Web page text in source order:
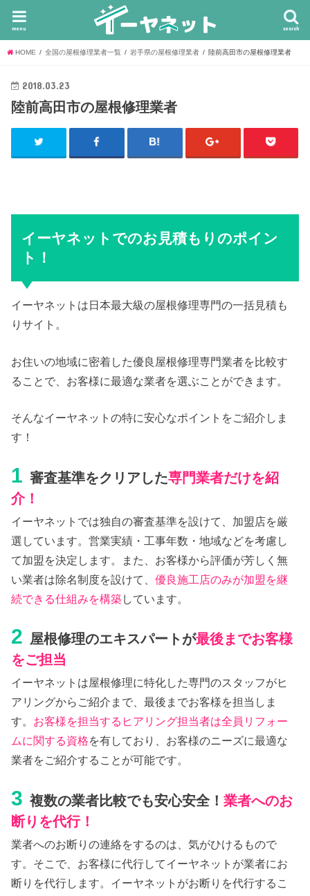
search
menu
HOME 全国の屋根修理業者一覧 岩手県の屋根修理業者 陸前高田市の屋根修理業者
2018.03.23
陸前高田市の屋根修理業者
イーヤネットでのお見積もりのポイン
ト！
イーヤネットは日本最大級の屋根修理専門の一括見積も
りサイト。
お住いの地域に密着した優良屋根修理専門業者を比較す
ることで、お客様に最適な業者を選ぶことができます。
そんなイーヤネットの特に安心なポイントをご紹介しま
す！
1 審査基準をクリアした専門業者だけを紹
介！
イーヤネットでは独自の審査基準を設けて、加盟店を厳
選しています。営業実績・工事年数・地域などを考慮し
て加盟を決定します。また、お客様から評価が芳しく無
い業者は除名制度を設けて、優良施工店のみが加盟を継
続できる仕組みを構築しています。
2 屋根修理のエキスパートが最後までお客様
をご担当
イーヤネットは屋根修理に特化した専門のスタッフがヒ
アリングからご紹介まで、最後までお客様を担当しま
す。 お客様を担当するヒアリング担当者は全員リフォー
ムに関する資格を有しており、お客様のニーズに最適な
業者をご紹介することが可能です。
3 複数の業者比較でも安心安全！業者へのお
断りを代行！
業者へのお断りの連絡をするのは、気がひけるもので
す。そこで、お客様に代行してイーヤネットが業者にお
断りを代行します。イーヤネットがお断りを代行するこ